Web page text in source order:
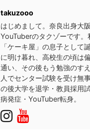
takuzooo
はじめまして。奈良出身大阪
YouTuberのタクゾーです。
「ケーキ屋」の息子として
に明け暮れ、高校生の頃は
通い、その後もう勉強のす
人でセンター試験を受け無
の後大学を退学・教員採用
病発症・YouTuber転身。